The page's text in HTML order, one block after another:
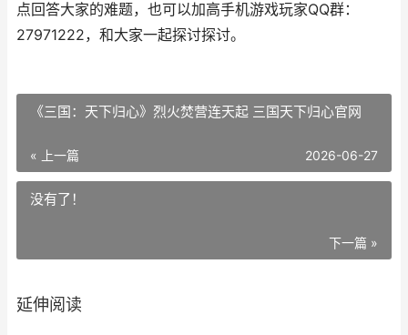
点回答大家的难题，也可以加高手机游戏玩家QQ群：
27971222，和大家一起探讨探讨。
《三国：天下归心》烈火焚营连天起 三国天下归心官网
« 上一篇 2026-06-27
没有了！
下一篇 »
延伸阅读